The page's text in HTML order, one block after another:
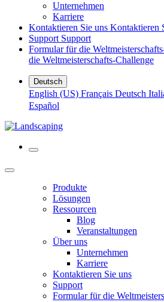
Unternehmen
Karriere
Kontaktieren Sie uns Kontaktieren
Support Support
Formular für die
die Weltmeisterschafts-Challenge
Deutsch
English (US) Français Deutsch
Español
Produkte
Lösungen
Ressourcen
Blog
Veranstaltungen
Über uns
Unternehmen
Karriere
Kontaktieren Sie uns
Support
Formular für die